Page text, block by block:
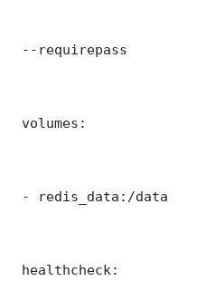
--requirepass
volumes:
- redis_data:/data
healthcheck: